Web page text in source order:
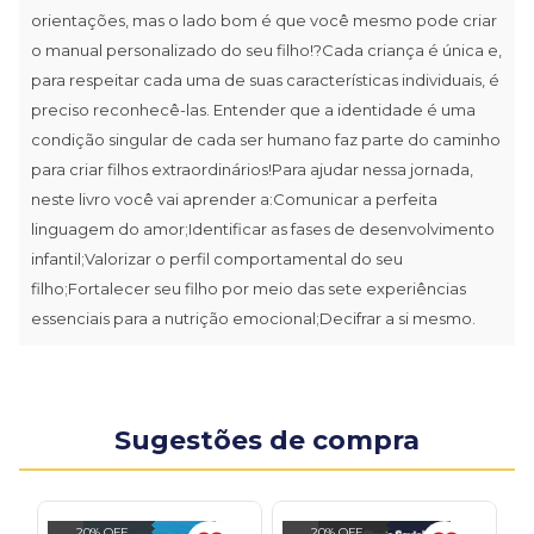
orientações, mas o lado bom é que você mesmo pode criar
o manual personalizado do seu filho!?Cada criança é única e,
para respeitar cada uma de suas características individuais, é
preciso reconhecê-las. Entender que a identidade é uma
condição singular de cada ser humano faz parte do caminho
para criar filhos extraordinários!Para ajudar nessa jornada,
neste livro você vai aprender a:Comunicar a perfeita
linguagem do amor;Identificar as fases de desenvolvimento
infantil;Valorizar o perfil comportamental do seu
filho;Fortalecer seu filho por meio das sete experiências
essenciais para a nutrição emocional;Decifrar a si mesmo.
Sugestões de compra